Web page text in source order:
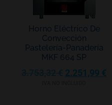
Horno Eléctrico De
Convección
Pastelería-Panadería
MKF 664 SP
2.251,99 €